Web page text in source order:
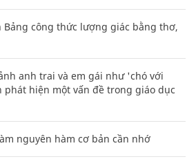
Bảng công thức lượng giác bằng thơ,
anh trai và em gái như 'chó với
hiện một vấn đề trong giáo dục
nguyên hàm cơ bản cần nhớ